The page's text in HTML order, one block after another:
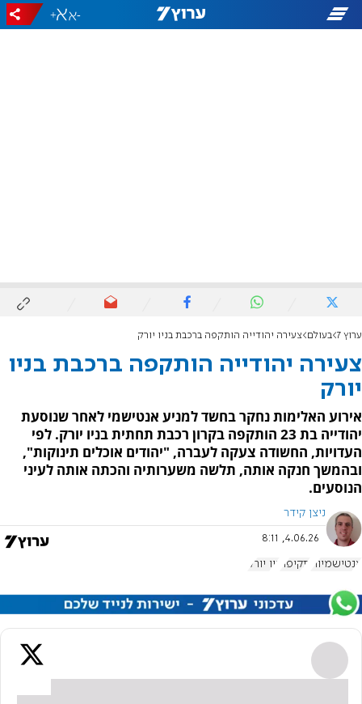
-
+
ערוץ 7 בעולם צעירה יהודייה הותקפה ברכבת בניו יורק
צעירה יהודייה הותקפה ברכבת בניו
יורק
אירוע האלימות נחקר בחשד למניע אנטישמי לאחר שנוסעת
יהודייה בת 23 הותקפה בקרון רכבת תחתית בניו יורק. לפי
העדויות, החשודה צעקה לעברה, "יהודים אוכלים תינוקות",
ובהמשך חנקה אותה, תלשה משערותיה והכתה אותה לעיני
הנוסעים.
ניצן קידר
4.06.26, 8:11
אנטישמיות תקיפה ניו יורק